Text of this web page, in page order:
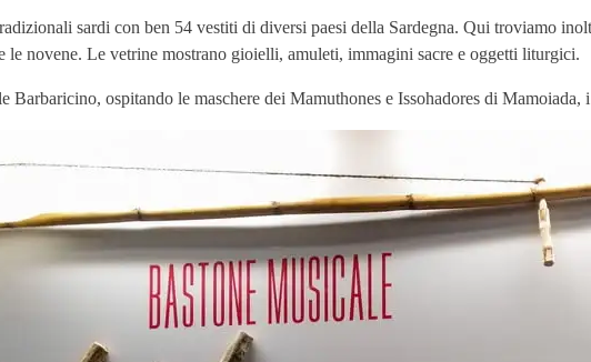
sardi con ben 54 vestiti di diversi paesi della Sardegna. Qui troviamo
le novene. Le vetrine mostrano gioielli, amuleti, immagini sacre e oggetti liturgici.
Barbaricino, ospitando le maschere dei Mamuthones e Issohadores di